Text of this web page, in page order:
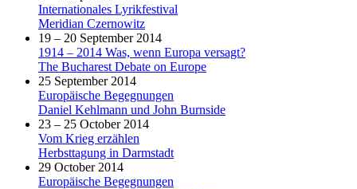
Internationales Lyrikfestival
Meridian Czernowitz
19 – 20 September 2014
1914 – 2014 Was, wenn Europa versagt?
The Bucharest Debate on Europe
25 September 2014
Europäische Begegnungen
Daniel Kehlmann und John Burnside
23 – 25 October 2014
Vom Krieg erzählen
Herbsttagung in Darmstadt
29 October 2014
Europäische Begegnungen